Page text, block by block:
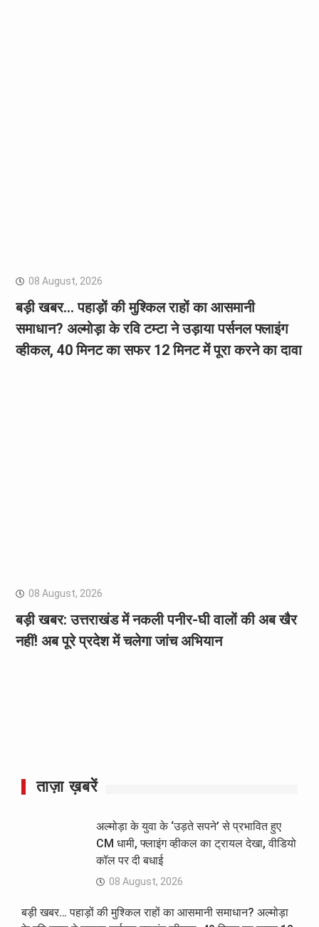
08 August, 2026
बड़ी खबर… पहाड़ों की मुश्किल राहों का आसमानी
समाधान? अल्मोड़ा के रवि टम्टा ने उड़ाया पर्सनल फ्लाइंग
व्हीकल, 40 मिनट का सफर 12 मिनट में पूरा करने का दावा
08 August, 2026
बड़ी खबर: उत्तराखंड में नकली पनीर-घी वालों की अब खैर
नहीं! अब पूरे प्रदेश में चलेगा जांच अभियान
ताज़ा ख़बरें
अल्मोड़ा के युवा के ‘उड़ते सपने’ से प्रभावित हुए
CM धामी, फ्लाइंग व्हीकल का ट्रायल देखा, वीडियो
कॉल पर दी बधाई
08 August, 2026
बड़ी खबर… पहाड़ों की मुश्किल राहों का आसमानी समाधान? अल्मोड़ा